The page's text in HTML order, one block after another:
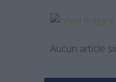
Aucun article